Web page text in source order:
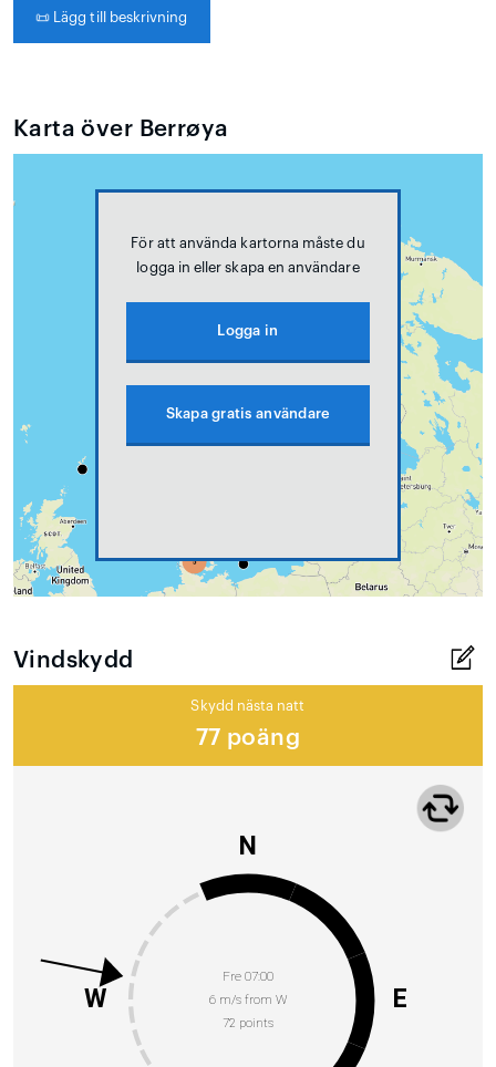
📜 Lägg till beskrivning
Karta över Berrøya
För att använda kartorna måste du
logga in eller skapa en användare
Logga in
Skapa gratis användare
Vindskydd
Skydd nästa natt
77 poäng
Fre 07:00
6 m/s from W
72 points
N
E
W